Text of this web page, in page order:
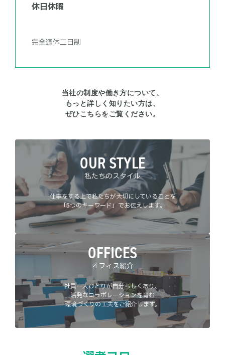
休日休暇
完全週休二日制
当社の制度や働き方について、
もっと詳しく知りたい方は、
ぜひこちらをご覧ください。
OUR STYLE
私たちのスタイル
仕事をする上で私たちが大切にしていることを
「5つのキーワード」でお伝えします。
OFFICES
オフィス紹介
社員一人ひとりが自分らしくあり、
活発なコラボレーションを育む
環境づくりの工夫をご紹介します。